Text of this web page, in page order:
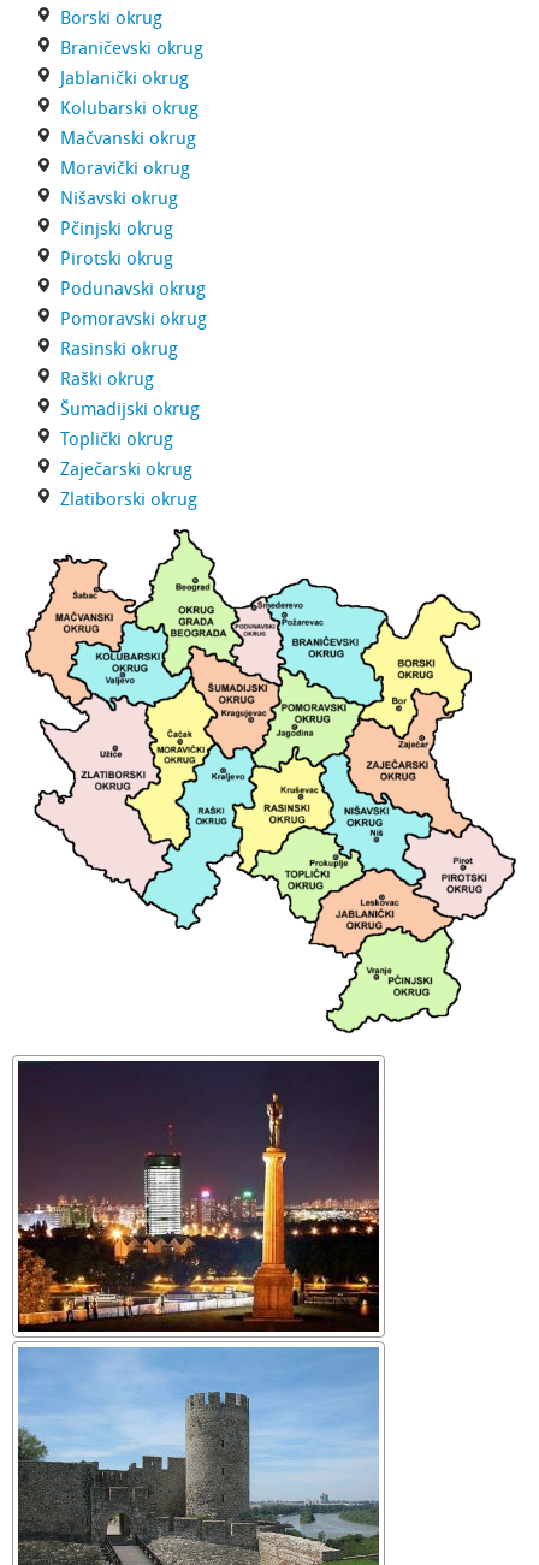
Borski okrug
Braničevski okrug
Jablanički okrug
Kolubarski okrug
Mačvanski okrug
Moravički okrug
Nišavski okrug
Pčinjski okrug
Pirotski okrug
Podunavski okrug
Pomoravski okrug
Rasinski okrug
Raški okrug
Šumadijski okrug
Toplički okrug
Zaječarski okrug
Zlatiborski okrug